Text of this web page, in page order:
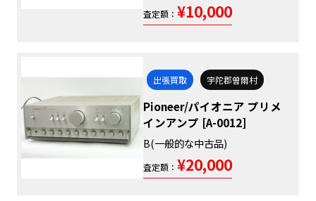
査定額： ¥10,000
出張買取 宇陀郡曽爾村
Pioneer/パイオニア プリメ
インアンプ [A-0012]
B(一般的な中古品)
査定額： ¥20,000